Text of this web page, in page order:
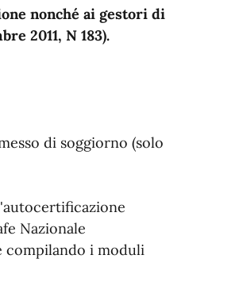
nonché ai gestori di
2011, N 183).
di soggiorno (solo
Nazionale
compilando i moduli